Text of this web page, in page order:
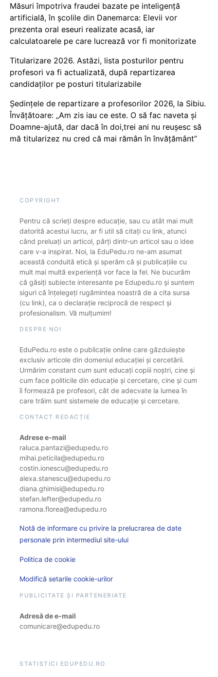
Măsuri împotriva fraudei bazate pe inteligență
artificială, în școlile din Danemarca: Elevii vor
prezenta oral eseuri realizate acasă, iar
calculatoarele pe care lucrează vor fi monitorizate
Titularizare 2026. Astăzi, lista posturilor pentru
profesori va fi actualizată, după repartizarea
candidaților pe posturi titularizabile
Ședințele de repartizare a profesorilor 2026, la Sibiu.
Învățătoare: „Am zis iau ce este. O să fac naveta și
Doamne-ajută, dar dacă în doi,trei ani nu reușesc să
mă titularizez nu cred că mai rămân în învățământ”
COPYRIGHT
Pentru că scrieți despre educație, sau cu atât mai mult
datorită acestui lucru, ar fi util să citați cu link, atunci
când preluați un articol, părți dintr-un articol sau o idee
care v-a inspirat. Noi, la EduPedu.ro ne-am asumat
această conduită etică și sperăm că și publicațiile cu
mult mai multă experiență vor face la fel. Ne bucurăm
că găsiți subiecte interesante pe Edupedu.ro și suntem
siguri că înțelegeți rugămintea noastră de a cita sursa
(cu link), ca o declarație reciprocă de respect și
profesionalism. Vă mulțumim!
DESPRE NOI
EduPedu.ro este o publicație online care găzduiește
exclusiv articole din domeniul educației și cercetării.
Urmărim constant cum sunt educați copiii noștri, cine și
cum face politicile din educație și cercetare, cine și cum
îi formează pe profesori, cât de adecvate la lumea în
care trăim sunt sistemele de educație și cercetare.
CONTACT REDACȚIE
Adrese e-mail
raluca.pantazi@edupedu.ro
mihai.peticila@edupedu.ro
costin.ionescu@edupedu.ro
alexa.stanescu@edupedu.ro
diana.ghimisi@edupedu.ro
stefan.lefter@edupedu.ro
ramona.florea@edupedu.ro
Notă de informare cu privire la prelucrarea de date
personale prin intermediul site-ului
Politica de cookie
Modifică setarile cookie-urilor
PUBLICITATE ȘI PARTENERIATE
Adresă de e-mail
comunicare@edupedu.ro
STATISTICI EDUPEDU.RO